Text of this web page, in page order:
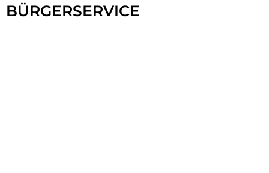
Bürgerservice
BÜRGERSERVICE